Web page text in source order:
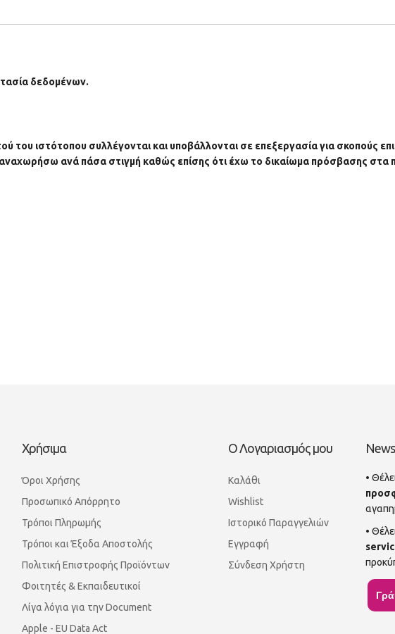
δεδομένων.
ιστότοπου συλλέγονται και υποβάλλονται σε επεξεργασία για σκοπούς
ανά πάσα στιγμή καθώς επίσης ότι έχω το δικαίωμα πρόσβασης
Χρήσιμα
Όροι Χρήσης
Προσωπικό Απόρρητο
Τρόποι Πληρωμής
Τρόποι και Έξοδα Αποστολής
Πολιτική Επιστροφής Προϊόντων
Φοιτητές & Εκπαιδευτικοί
Λίγα λόγια για την Document
Apple - EU Data Act
Ο Λογαριασμός μου
Καλάθι
Wishlist
Ιστορικό Παραγγελιών
Εγγραφή
Σύνδεση Χρήστη
•
•